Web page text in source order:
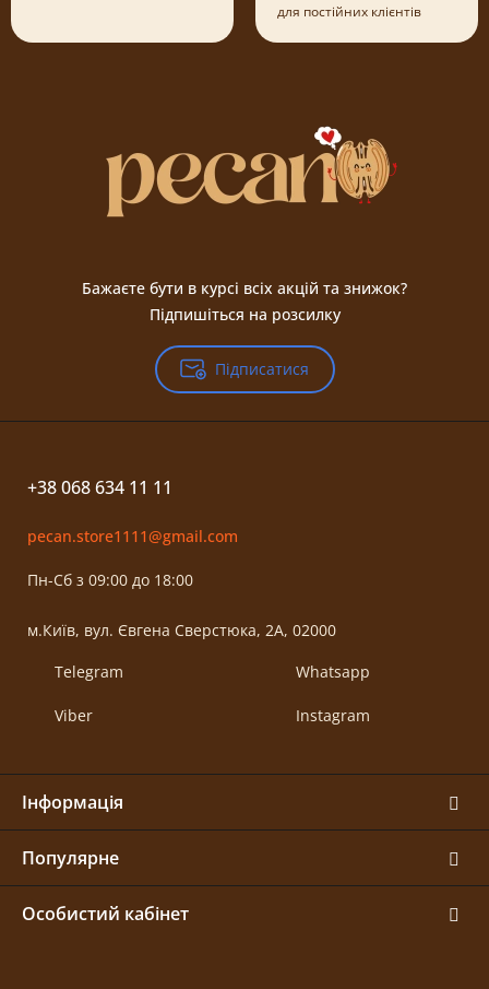
для постійних клієнтів
Бажаєте бути в курсі всіх акцій та знижок?
Підпишіться на розсилку
Підписатися
+38 068 634 11 11
pecan.store1111@gmail.com
Пн-Сб з 09:00 до 18:00
м.Київ, вул. Євгена Сверстюка, 2А, 02000
Telegram
Viber
Whatsapp
Instagram
Інформація
Популярне
Особистий кабінет